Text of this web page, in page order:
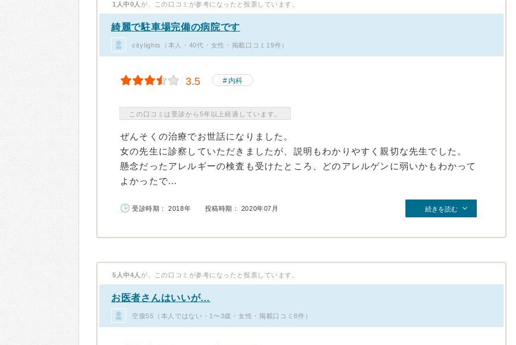
1人中0人 が、この口コミが参考になったと投票しています。
綺麗で駐車場完備の病院です
citylights（本人・40代・女性・掲載口コミ19件）
3.5 内科
この口コミは受診から5年以上経過しています。
ぜんそくの治療でお世話になりました。
女の先生に診察していただきましたが、説明もわかりやすく親切な先生でした。
懸念だったアレルギーの検査も受けたところ、どのアレルゲンに弱いかもわかって
よかったで...
受診時期： 2018年 投稿時期： 2020年07月 続きを読む
5人中4人 が、この口コミが参考になったと投票しています。
お医者さんはいいが…
空腹55（本人ではない・1〜3歳・女性・掲載口コミ8件）